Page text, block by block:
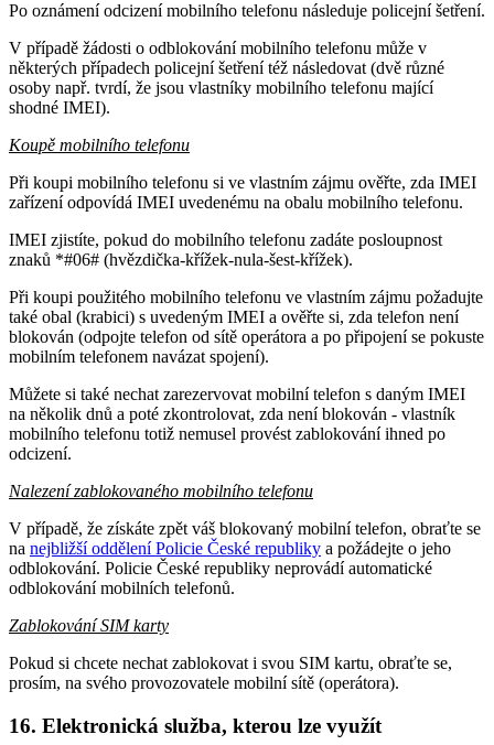
Po oznámení odcizení mobilního telefonu následuje policejní šetření.
V případě žádosti o odblokování mobilního telefonu může v
některých případech policejní šetření též následovat (dvě různé
osoby např. tvrdí, že jsou vlastníky mobilního telefonu mající
shodné IMEI).
Koupě mobilního telefonu
Při koupi mobilního telefonu si ve vlastním zájmu ověřte, zda IMEI
zařízení odpovídá IMEI uvedenému na obalu mobilního telefonu.
IMEI zjistíte, pokud do mobilního telefonu zadáte posloupnost
znaků *#06# (hvězdička-křížek-nula-šest-křížek).
Při koupi použitého mobilního telefonu ve vlastním zájmu požadujte
také obal (krabici) s uvedeným IMEI a ověřte si, zda telefon není
blokován (odpojte telefon od sítě operátora a po připojení se pokuste
mobilním telefonem navázat spojení).
Můžete si také nechat zarezervovat mobilní telefon s daným IMEI
na několik dnů a poté zkontrolovat, zda není blokován - vlastník
mobilního telefonu totiž nemusel provést zablokování ihned po
odcizení.
Nalezení zablokovaného mobilního telefonu
V případě, že získáte zpět váš blokovaný mobilní telefon, obraťte se
na nejbližší oddělení Policie České republiky a požádejte o jeho
odblokování. Policie České republiky neprovádí automatické
odblokování mobilních telefonů.
Zablokování SIM karty
Pokud si chcete nechat zablokovat i svou SIM kartu, obraťte se,
prosím, na svého provozovatele mobilní sítě (operátora).
16. Elektronická služba, kterou lze využít